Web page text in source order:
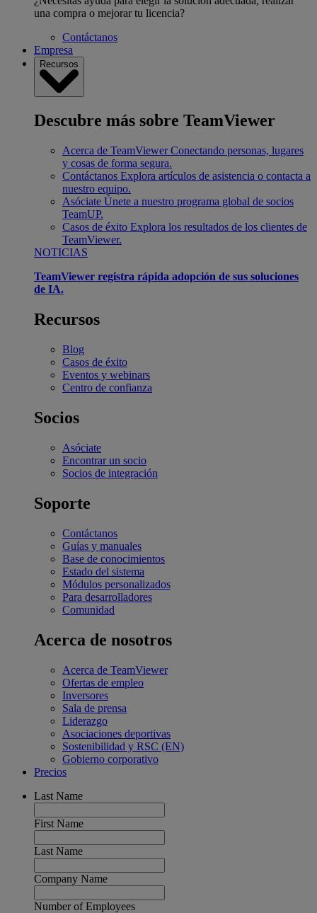
una compra o mejorar tu licencia?
Contáctanos
Empresa
Recursos
Descubre más sobre TeamViewer
Acerca de TeamViewer Conectando personas, lugares
y cosas de forma segura.
Contáctanos Explora artículos de asistencia o contacta a
nuestro equipo.
Asóciate Únete a nuestro programa global de socios
TeamUP.
Casos de éxito Explora los resultados de los clientes de
TeamViewer.
NOTICIAS
TeamViewer registra rápida adopción de sus soluciones
de IA.
Recursos
Blog
Casos de éxito
Eventos y webinars
Centro de confianza
Socios
Asóciate
Encontrar un socio
Socios de integración
Soporte
Contáctanos
Guías y manuales
Base de conocimientos
Estado del sistema
Módulos personalizados
Para desarrolladores
Comunidad
Acerca de nosotros
Acerca de TeamViewer
Ofertas de empleo
Inversores
Sala de prensa
Liderazgo
Asociaciones deportivas
Sostenibilidad y RSC (EN)
Gobierno corporativo
Precios
Last Name
First Name
Last Name
Company Name
Number of Employees